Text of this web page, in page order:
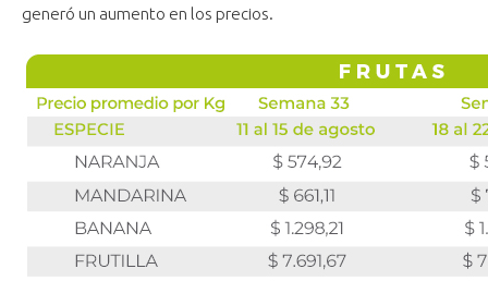
generó un aumento en los precios.